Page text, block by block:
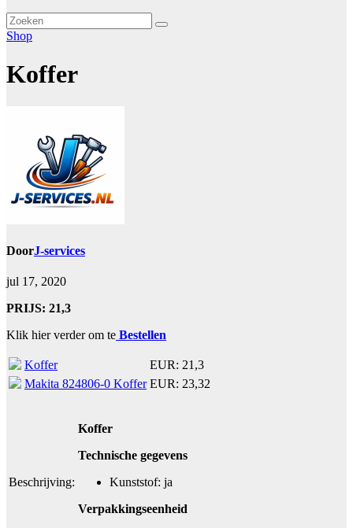
Shop
Koffer
DoorJ-services
jul 17, 2020
PRIJS: 21,3
Klik hier verder om te Bestellen
Koffer
EUR: 21,3
Makita 824806-0 Koffer EUR: 23,32
Beschrijving:
Koffer
Technische gegevens
Kunststof: ja
Verpakkingseenheid